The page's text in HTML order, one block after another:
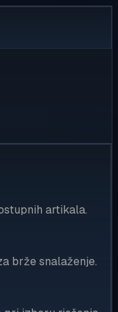
artikala.
brže snalaženje.